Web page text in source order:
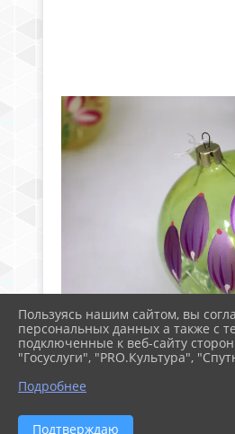
Пользуясь нашим сайтом, вы
персональных данных а также с
подключенные к веб-сайту
"Госуслуги", "PRO.Культура",
Подробнее
Подтверждаю